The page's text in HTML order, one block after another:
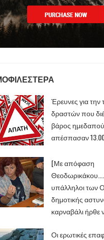
Έρευνες για
δραστών που
βάρος
απέσπασαν
[Με απόφαση
υπάλληλοι των
δημοτικής
καρναβάλι ήρθε
Οι ερωτικές